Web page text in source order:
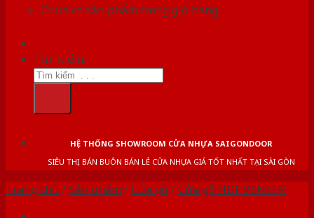
Chưa có sản phẩm trong giỏ hàng.
Tìm kiếm:
HỆ THỐNG SHOWROOM CỬA NHỰA SAIGONDOOR
SIÊU THỊ BÁN BUÔN BÁN LẺ CỬA NHỰA GIÁ TỐT NHẤT TẠI SÀI GÒN
Trang chủ /Sản phẩm /Cửa gỗ /Cửa gỗ HDF VENEER